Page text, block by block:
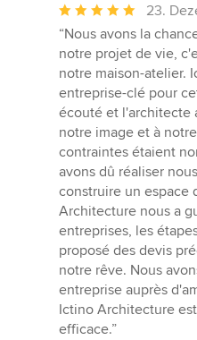
Durchschnittliche
Bewertung:
5
von
5
Sternen
23.
“Nous avons la
notre projet de vie,
notre maison-atelier.
entreprise-clé pour
écouté et l'architecte
notre image et à
contraintes étaient
avons dû réaliser
construire un espace
Architecture nous a
entreprises, les
proposé des devis
notre rêve. Nous
entreprise auprès
Ictino Architecture
efficace.”